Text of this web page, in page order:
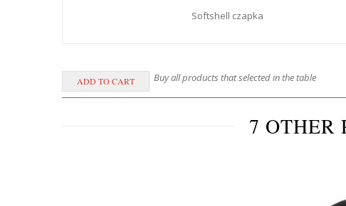
Softshell czapka
Buy all products that selected in the table
7 OTHER